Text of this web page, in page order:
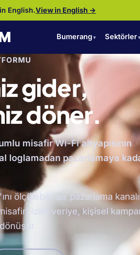
English.View in English →
Bumerang Sektörler
gider,
döner.
misafir Wi-Fi altyapısının
loglamadan pazarlamaya
ölçülebilir bir pazarlama
izinli veriye, kişisel